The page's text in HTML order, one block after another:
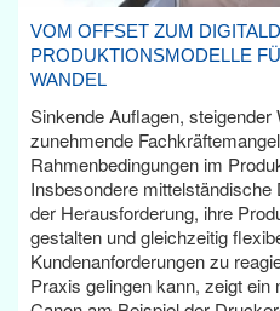
VOM OFFSET ZUM
PRODUKTIONSMODELLE
WANDEL
Sinkende Auflagen,
zunehmende
Rahmenbedingungen im
Insbesondere
der Herausforderung, ihre
gestalten und gleichzeitig
Kundenanforderungen zu
Praxis gelingen kann, zeigt